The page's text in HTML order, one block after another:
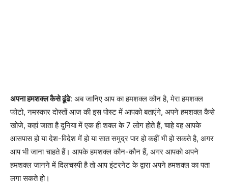
अपना हमशक्ल कैसे ढूंढे: अब जानिए आप का हमशक्ल कौन है, मेरा हमशक्ल
फोटो, नमस्कार दोस्तों आज की इस पोस्ट में आपको बताएंगे, अपने हमशक्ल कैसे
खोजे, कहां जाता है दुनिया में एक ही शक्ल के 7 लोग होते हैं, चाहे वह आपके
आसपास हो या देश-विदेश में हो या सात समुद्र पार हो कहीं भी हो सकते है, अगर
आप भी जाना चाहते हैं। आपके हमशक्ल कौन-कौन हैं, अगर आपको अपने
हमशक्ल जानने में दिलचस्पी है तो आप इंटरनेट के द्वारा अपने हमशक्ल का पता
लगा सकते हो।